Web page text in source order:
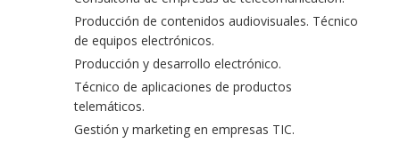
Producción de contenidos audiovisuales. Técnico
de equipos electrónicos.
Producción y desarrollo electrónico.
Técnico de aplicaciones de productos
telemáticos.
Gestión y marketing en empresas TIC.